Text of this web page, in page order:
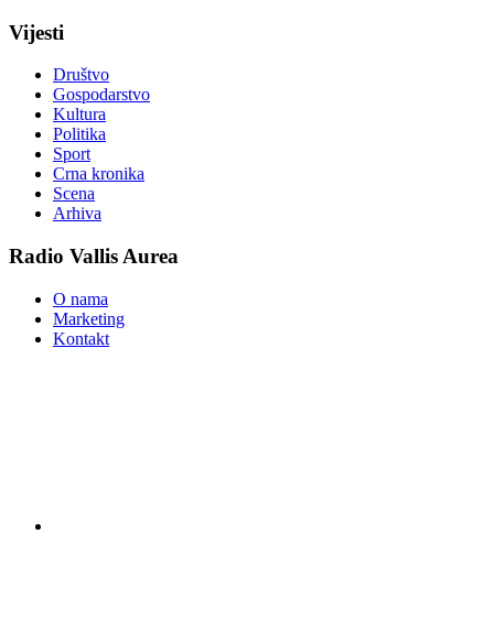
Vijesti
Društvo
Gospodarstvo
Kultura
Politika
Sport
Crna kronika
Scena
Arhiva
Radio Vallis Aurea
O nama
Marketing
Kontakt